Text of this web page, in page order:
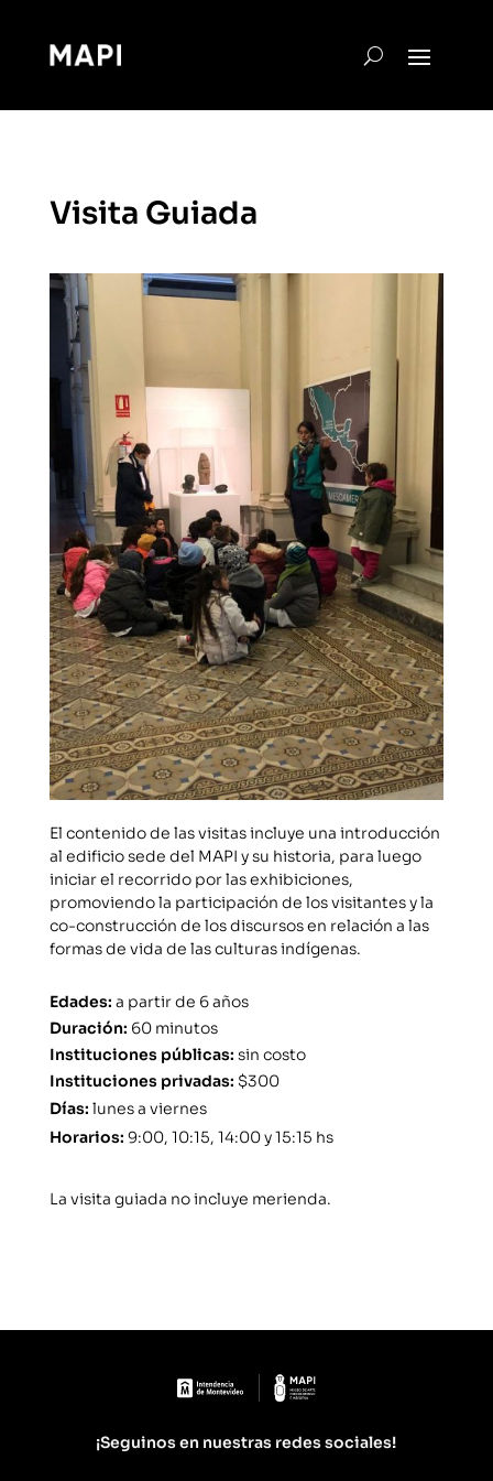
Visita Guiada
El contenido de las visitas incluye una introducción
al edificio sede del MAPI y su historia, para luego
iniciar el recorrido por las exhibiciones,
promoviendo la participación de los visitantes y la
co-construcción de los discursos en relación a las
formas de vida de las culturas indígenas.
Edades: a partir de 6 años
Duración: 60 minutos
Instituciones públicas: sin costo
Instituciones privadas: $300
Días: lunes a viernes
Horarios: 9:00, 10:15, 14:00 y 15:15 hs
La visita guiada no incluye merienda.
¡Seguinos en nuestras redes sociales!